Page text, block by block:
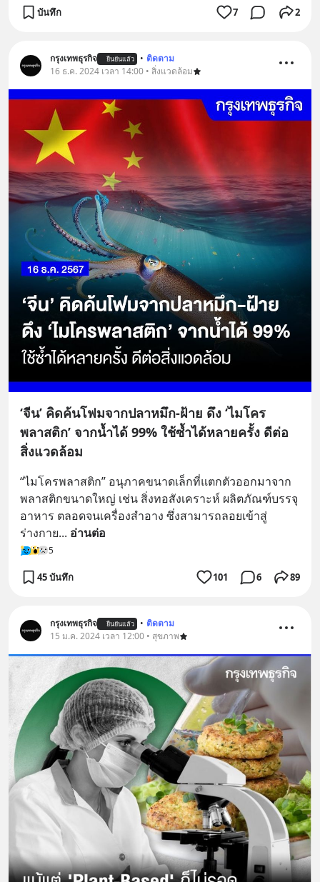
บันทึก 7 2
กรุงเทพธุรกิจ ยืนยันแล้ว • ติดตาม
16 ธ.ค. 2024 เวลา 14:00 • สิ่งแวดล้อม
‘จีน’ คิดค้นโฟมจากปลาหมึก-ฝ้าย ดึง ‘ไมโคร
พลาสติก’ จากน้ำได้ 99% ใช้ซ้ำได้หลายครั้ง ดีต่อ
สิ่งแวดล้อม
“ไมโครพลาสติก” อนุภาคขนาดเล็กที่แตกตัวออกมาจาก
พลาสติกขนาดใหญ่ เช่น สิ่งทอสังเคราะห์ ผลิตภัณฑ์บรรจุ
อาหาร ตลอดจนเครื่องสำอาง ซึ่งสามารถลอยเข้าสู่
ร่างกาย... อ่านต่อ
5
45 บันทึก 101 6 89
กรุงเทพธุรกิจ ยืนยันแล้ว • ติดตาม
15 ม.ค. 2024 เวลา 12:00 • สุขภาพ